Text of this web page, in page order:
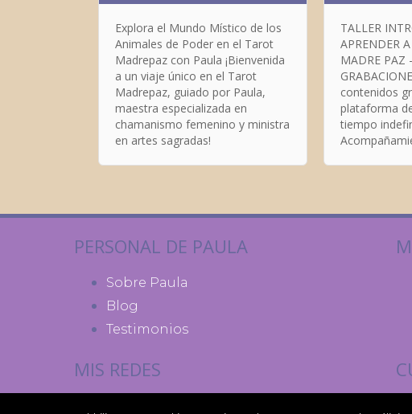
Explora el Mundo Místico de los
Animales de Poder en el Tarot
Madrepaz con Paula ¡Bienvenida
a un viaje único en el Tarot
Madrepaz, guiado por Paula,
maestra especializada en
chamanismo femenino y ministra
en artes sagradas!
TALLER
APRENDER
MADRE PAZ - MAS DE 4 HS DE
contenidos
plataforma
tiempo
PERSONAL DE PAULA
Sobre Paula
Blog
Testimonios
MIS REDES